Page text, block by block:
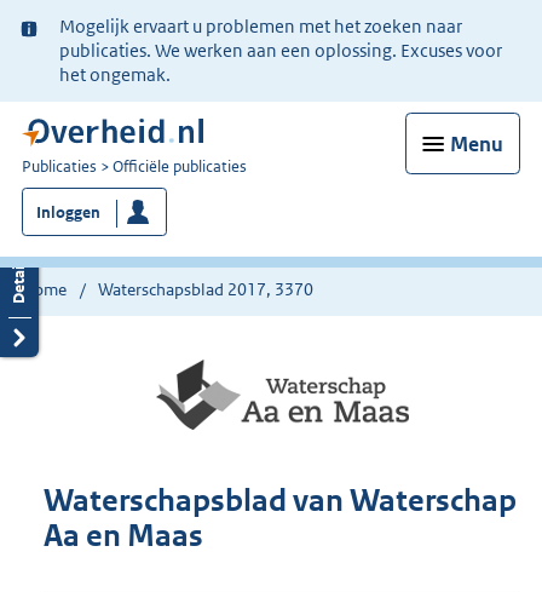
Ter
informatie:
Mogelijk ervaart u problemen met het zoeken naar
publicaties. We werken aan een oplossing. Excuses voor
het ongemak.
Menu
U
bent
nu
hier:
Publicaties Officiële publicaties
Inloggen
Home Waterschapsblad 2017, 3370
Waterschapsblad van Waterschap
Aa en Maas